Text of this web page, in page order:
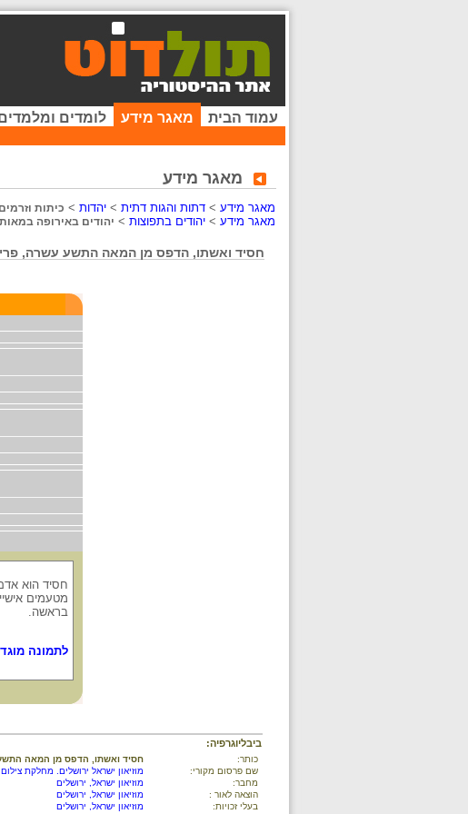
עמוד הבית מאגר מידע לומדים
מאגר מידע
מאגר מידע > דתות והגות דתית > יהדות > כיתות
מאגר מידע > יהודים בתפוצות > יהודים באירופה במאות 20-18
חסיד ואשתו, הדפס מן המאה התשע עשרה,
חסיד הוא
מטעמים
בראשה.
לתמונה
ביבליוגרפיה:
כותר:
חסיד ואשתו, הדפס מן המאה
שם פרסום מקורי:
מוזיאון ישראל ירושלים. מחלקת צילום
מחבר:
מוזיאון ישראל, ירושלים
הוצאה לאור :
מוזיאון ישראל, ירושלים
בעלי זכויות:
מוזיאון ישראל, ירושלים